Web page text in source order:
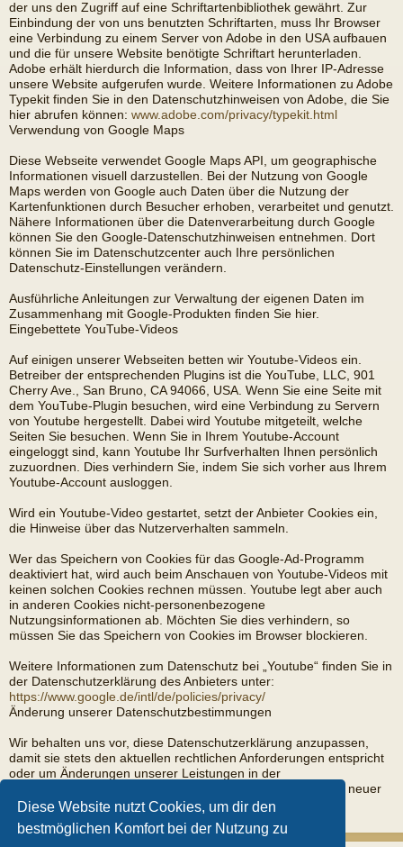
Diese Website nutzt Cookies, um dir den
bestmöglichen Komfort bei der Nutzung zu
der uns den Zugriff auf eine Schriftartenbibliothek gewährt. Zur
Einbindung der von uns benutzten Schriftarten, muss Ihr Browser
eine Verbindung zu einem Server von Adobe in den USA aufbauen
und die für unsere Website benötigte Schriftart herunterladen.
Adobe erhält hierdurch die Information, dass von Ihrer IP-Adresse
unsere Website aufgerufen wurde. Weitere Informationen zu Adobe
Typekit finden Sie in den Datenschutzhinweisen von Adobe, die Sie
hier abrufen können: www.adobe.com/privacy/typekit.html
Verwendung von Google Maps
Diese Webseite verwendet Google Maps API, um geographische
Informationen visuell darzustellen. Bei der Nutzung von Google
Maps werden von Google auch Daten über die Nutzung der
Kartenfunktionen durch Besucher erhoben, verarbeitet und genutzt.
Nähere Informationen über die Datenverarbeitung durch Google
können Sie den Google-Datenschutzhinweisen entnehmen. Dort
können Sie im Datenschutzcenter auch Ihre persönlichen
Datenschutz-Einstellungen verändern.
Ausführliche Anleitungen zur Verwaltung der eigenen Daten im
Zusammenhang mit Google-Produkten finden Sie hier.
Eingebettete YouTube-Videos
Auf einigen unserer Webseiten betten wir Youtube-Videos ein.
Betreiber der entsprechenden Plugins ist die YouTube, LLC, 901
Cherry Ave., San Bruno, CA 94066, USA. Wenn Sie eine Seite mit
dem YouTube-Plugin besuchen, wird eine Verbindung zu Servern
von Youtube hergestellt. Dabei wird Youtube mitgeteilt, welche
Seiten Sie besuchen. Wenn Sie in Ihrem Youtube-Account
eingeloggt sind, kann Youtube Ihr Surfverhalten Ihnen persönlich
zuzuordnen. Dies verhindern Sie, indem Sie sich vorher aus Ihrem
Youtube-Account ausloggen.
Wird ein Youtube-Video gestartet, setzt der Anbieter Cookies ein,
die Hinweise über das Nutzerverhalten sammeln.
Wer das Speichern von Cookies für das Google-Ad-Programm
deaktiviert hat, wird auch beim Anschauen von Youtube-Videos mit
keinen solchen Cookies rechnen müssen. Youtube legt aber auch
in anderen Cookies nicht-personenbezogene
Nutzungsinformationen ab. Möchten Sie dies verhindern, so
müssen Sie das Speichern von Cookies im Browser blockieren.
Weitere Informationen zum Datenschutz bei „Youtube“ finden Sie in
der Datenschutzerklärung des Anbieters unter:
https://www.google.de/intl/de/policies/privacy/
Änderung unserer Datenschutzbestimmungen
Wir behalten uns vor, diese Datenschutzerklärung anzupassen,
damit sie stets den aktuellen rechtlichen Anforderungen entspricht
oder um Änderungen unserer Leistungen in der
Datenschutzerklärung umzusetzen, z.B. bei der Einführung neuer
Services. Für Ihren erneuten Besuch gilt dann die neue
Datenschutzerklärung.